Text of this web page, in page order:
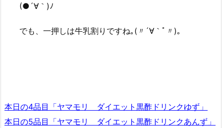
(●´∀｀)ﾉ
でも、一押しは牛乳割りですね｡(〃´∀｀ﾟ〃)｡
本日の4品目「ヤマモリ ダイエット黒酢ドリンクゆず」
本日の5品目「ヤマモリ ダイエット黒酢ドリンクあんず」